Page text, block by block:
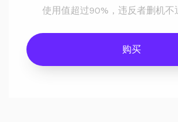
使用值超过90%，违反者删机不
购买